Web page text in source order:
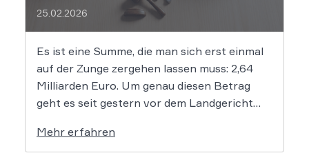
25.02.2026
Es ist eine Summe, die man sich erst einmal
auf der Zunge zergehen lassen muss: 2,64
Milliarden Euro. Um genau diesen Betrag
geht es seit gestern vor dem Landgericht
mutmaßlichen Hintermänner von
„Movie2k.to“ begonnen. Das war in den
Mehr erfahren